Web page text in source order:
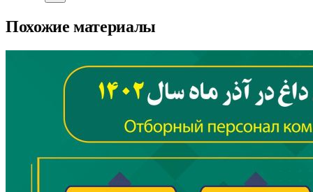
Похожие материалы